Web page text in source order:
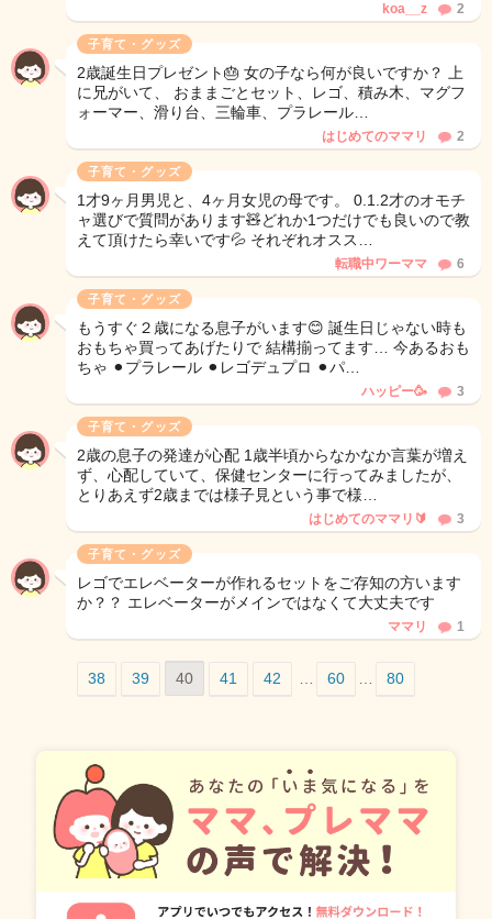
koa__z 2
子育て・グッズ
2歳誕生日プレゼント🎂 女の子なら何が良いですか？ 上
に兄がいて、 おままごとセット、レゴ、積み木、マグフ
ォーマー、滑り台、三輪車、プラレール…
はじめてのママリ 2
子育て・グッズ
1才9ヶ月男児と、4ヶ月女児の母です。 0.1.2才のオモチ
ャ選びで質問があります🧸どれか1つだけでも良いので教
えて頂けたら幸いです💦 それぞれオスス…
転職中ワーママ 6
子育て・グッズ
もうすぐ２歳になる息子がいます😊 誕生日じゃない時も
おもちゃ買ってあげたりで 結構揃ってます… 今あるおも
ちゃ ⚫︎プラレール ⚫︎レゴデュプロ ⚫︎パ…
ハッピー🥳 3
子育て・グッズ
2歳の息子の発達が心配 1歳半頃からなかなか言葉が増え
ず、心配していて、保健センターに行ってみましたが、
とりあえず2歳までは様子見という事で様…
はじめてのママリ🔰 3
子育て・グッズ
レゴでエレベーターが作れるセットをご存知の方います
か？？ エレベーターがメインではなくて大丈夫です
ママリ 1
38 39 40 41 42 60 80